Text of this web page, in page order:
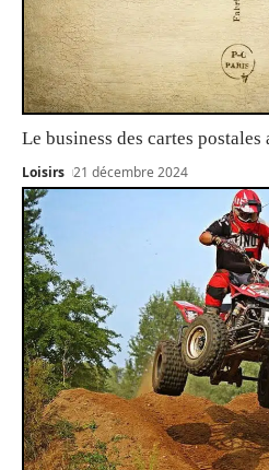
Le business des cartes postales
Loisirs 21 décembre 2024